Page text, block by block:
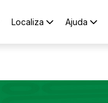
Localiza Ajuda